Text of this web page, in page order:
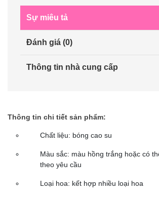
Sự miêu tả
Đánh giá (0)
Thông tin nhà cung cấp
Thông tin chi tiết sản phẩm:
Chất liệu: bóng cao su
Màu sắc: màu hồng trắng hoặc có
theo yêu cầu
Loại hoa: kết hợp nhiều loại hoa